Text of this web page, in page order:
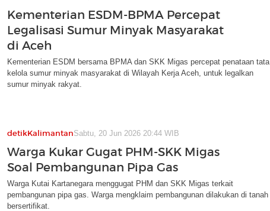
Kementerian ESDM-BPMA Percepat
Legalisasi Sumur Minyak Masyarakat
di Aceh
Kementerian ESDM bersama BPMA dan SKK Migas percepat penataan tata
kelola sumur minyak masyarakat di Wilayah Kerja Aceh, untuk legalkan
sumur minyak rakyat.
detikKalimantanSabtu, 20 Jun 2026 20:44 WIB
Warga Kukar Gugat PHM-SKK Migas
Soal Pembangunan Pipa Gas
Warga Kutai Kartanegara menggugat PHM dan SKK Migas terkait
pembangunan pipa gas. Warga mengklaim pembangunan dilakukan di tanah
bersertifikat.